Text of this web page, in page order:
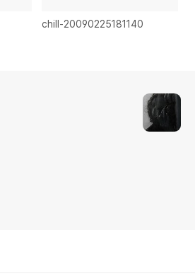
chill-20090225181140